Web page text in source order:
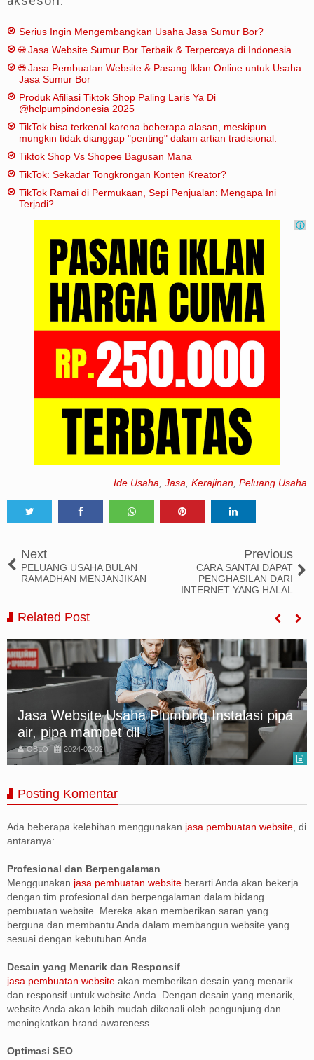
Serius Ingin Mengembangkan Usaha Jasa Sumur Bor?
🌐 Jasa Website Sumur Bor Terbaik & Terpercaya di Indonesia
🌐 Jasa Pembuatan Website & Pasang Iklan Online untuk Usaha
Jasa Sumur Bor
Produk Afiliasi Tiktok Shop Paling Laris Ya Di
@hclpumpindonesia 2025
TikTok bisa terkenal karena beberapa alasan, meskipun
mungkin tidak dianggap "penting" dalam artian tradisional:
Tiktok Shop Vs Shopee Bagusan Mana
TikTok: Sekadar Tongkrongan Konten Kreator?
TikTok Ramai di Permukaan, Sepi Penjualan: Mengapa Ini
Terjadi?
Ide Usaha Jasa Kerajinan Peluang Usaha
Next
PELUANG USAHA BULAN
RAMADHAN MENJANJIKAN
Previous
CARA SANTAI DAPAT
PENGHASILAN DARI
INTERNET YANG HALAL
Related Post
WEBSITE JASA KONSTRUKSI RENOVASI
BANGUNAN
OBLO 2024-02-02
Posting Komentar
Ada beberapa kelebihan menggunakan jasa pembuatan website , di
antaranya:
Profesional dan Berpengalaman
Menggunakan jasa pembuatan website berarti Anda akan bekerja
dengan tim profesional dan berpengalaman dalam bidang
pembuatan website. Mereka akan memberikan saran yang
berguna dan membantu Anda dalam membangun website yang
sesuai dengan kebutuhan Anda.
Desain yang Menarik dan Responsif
jasa pembuatan website akan memberikan desain yang menarik
dan responsif untuk website Anda. Dengan desain yang menarik,
website Anda akan lebih mudah dikenali oleh pengunjung dan
meningkatkan brand awareness.
Optimasi SEO